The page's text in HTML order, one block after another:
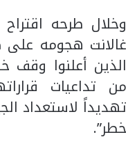
وخلال طرحه
غالانت هجومه على
الذين أعلنوا
من تداعيات
تهديداً لاستعداد
خطر”.